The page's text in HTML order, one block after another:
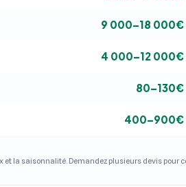
9 000–18 000€
4 000–12 000€
80–130€
400–900€
la saisonnalité. Demandez plusieurs devis pour